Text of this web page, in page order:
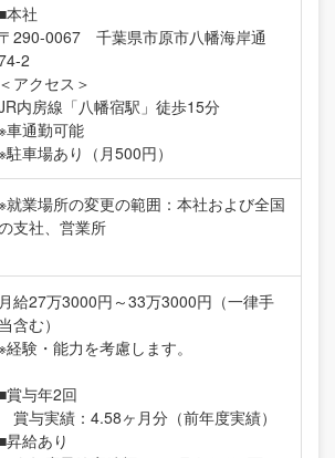
本社
〒290-0067 千葉県市原市八幡海岸通
2
＜アクセス＞
内房線「八幡宿駅」徒歩15分
車通勤可能
駐車場あり（月500円）
就業場所の変更の範囲：本社および全国
支社、営業所
月給27万3000円～33万3000円（一律手
当含む）
経験・能力を考慮します。
賞与年2回
賞与実績：4.58ヶ月分（前年度実績）
昇給あり